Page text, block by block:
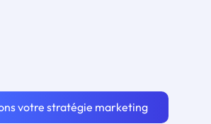
votre stratégie marketing